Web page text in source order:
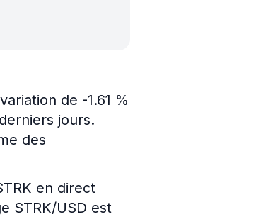
de -1.61 %
jours.
des
en direct
STRK/USD est